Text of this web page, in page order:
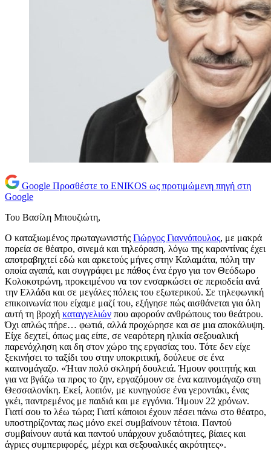
Google Προσθέστε το ENIKOS ως προτιμώμενη πηγή στη
Google
Του Βασίλη Μπουζιώτη,
Ο καταξιωμένος πρωταγωνιστής Γιώργος Γιαννόπουλος, με μακρά
πορεία σε θέατρο, σινεμά και τηλεόραση, λόγω της καραντίνας έχει
αποτραβηχτεί εδώ και αρκετούς μήνες στην Καλαμάτα, πόλη την
οποία αγαπά, και συγγράφει με πάθος ένα έργο για τον Θεόδωρο
Κολοκοτρώνη, προκειμένου να τον ενσαρκώσει σε περιοδεία ανά
την Ελλάδα και σε μεγάλες πόλεις του εξωτερικού. Σε τηλεφωνική
επικοινωνία που είχαμε μαζί του, εξήγησε πώς αισθάνεται για όλη
αυτή τη βροχή καταγγελιών που αφορούν ανθρώπους του θεάτρου.
Όχι απλώς πήρε… φωτιά, αλλά προχώρησε και σε μια αποκάλυψη.
Είχε δεχτεί, όπως μας είπε, σε νεαρότερη ηλικία σεξουαλική
παρενόχληση και δη στον χώρο της εργασίας του. Τότε δεν είχε
ξεκινήσει το ταξίδι του στην υποκριτική, δούλευε σε ένα
καπνομάγαζο. «Ήταν πολύ σκληρή δουλειά. Ήμουν φοιτητής και
για να βγάζω τα προς το ζην, εργαζόμουν σε ένα καπνομάγαζο στη
Θεσσαλονίκη. Εκεί, λοιπόν, με κυνηγούσε ένα γεροντάκι, ένας
γκέι, παντρεμένος με παιδιά και με εγγόνια. Ήμουν 22 χρόνων.
Γιατί σου το λέω τώρα; Γιατί κάποιοι έχουν πέσει πάνω στο θέατρο,
υποστηρίζοντας πως μόνο εκεί συμβαίνουν τέτοια. Παντού
συμβαίνουν αυτά και παντού υπάρχουν χυδαιότητες, βίαιες και
άγριες συμπεριφορές, μέχρι και σεξουαλικές ακρότητες».